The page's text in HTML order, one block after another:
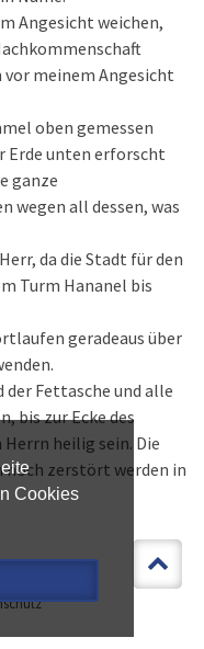
Cookies
Angesicht weichen,
meinem Angesicht
oben gemessen
Erde unten erforscht
ganze
wegen all dessen, was
da die Stadt für den
Turm Hananel bis
geradeaus über
der Fettasche und alle
bis zur Ecke des
heilig sein. Die
zerstört werden in